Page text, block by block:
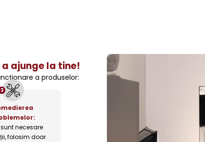
ajunge la tine!
a produselor:
3
necesare
folosim doar